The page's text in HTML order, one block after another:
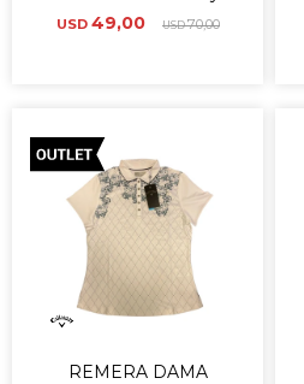
USD 49,00 USD70,00
REMERA DAMA